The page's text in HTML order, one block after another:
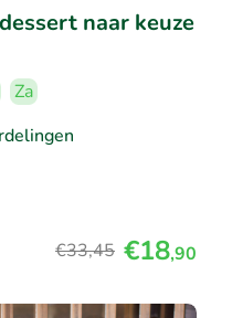
naar keuze
Za
€33,45 €18,90